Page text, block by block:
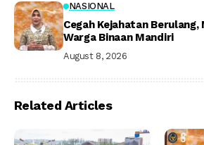
NASIONAL
Cegah Kejahatan Berulang,
Warga Binaan Mandiri
August 8, 2026
Related Articles